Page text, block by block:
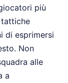
più
di esprimersi
Non
alle
a